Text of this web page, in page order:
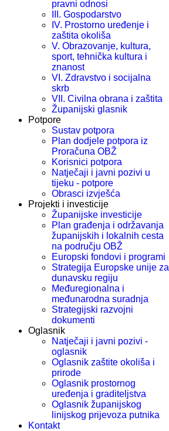
pravni odnosi
III. Gospodarstvo
IV. Prostorno uređenje i
zaštita okoliša
V. Obrazovanje, kultura,
sport, tehnička kultura i
znanost
VI. Zdravstvo i socijalna
skrb
VII. Civilna obrana i zaštita
Županijski glasnik
Potpore
Sustav potpora
Plan dodjele potpora iz
Proračuna OBŽ
Korisnici potpora
Natječaji i javni pozivi u
tijeku - potpore
Obrasci izvješća
Projekti i investicije
Županijske investicije
Plan građenja i održavanja
županijskih i lokalnih cesta
na području OBŽ
Europski fondovi i programi
Strategija Europske unije za
dunavsku regiju
Međuregionalna i
međunarodna suradnja
Strategijski razvojni
dokumenti
Oglasnik
Natječaji i javni pozivi -
oglasnik
Oglasnik zaštite okoliša i
prirode
Oglasnik prostornog
uređenja i graditeljstva
Oglasnik županijskog
linijskog prijevoza putnika
Kontakt